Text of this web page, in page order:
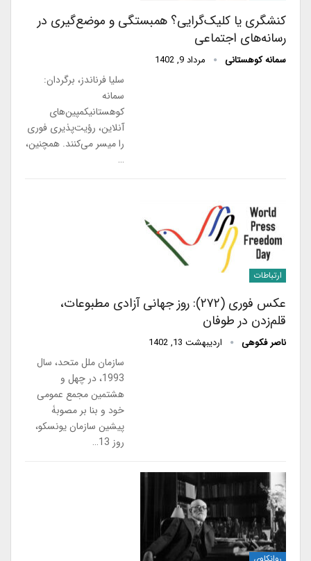
کنشگری یا کلیک‌گرایی؟ همبستگی و موضع‌گیری در
رسانه‌های اجتماعی
سمانه کوهستانی مرداد 9, 1402
سلیا فرناندز، برگردان:
سمانه
کوهستانیکمپین‌های
آنلاین، رؤیت‌پذیری فوری
را میسر می‌کنند. همچنین،
ارتباطات
عکس فوری (۲۷۲): روز جهانی آزادی مطبوعات،
قلم‌زدن در طوفان
ناصر فکوهی اردیبهشت 13, 1402
سازمان ملل متحد، سال
1993، در چهل و
هشتمین مجمع عمومی
خود و بنا بر مصوبۀ
پیشین سازمان یونسکو،
روز 13…